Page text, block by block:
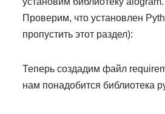
Проверим, что установлен
пропустить этот раздел):
Теперь создадим файл
нам понадобится библиотека